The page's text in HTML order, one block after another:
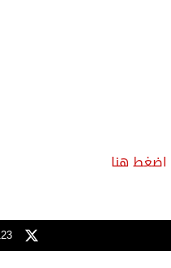
اضغط هنا